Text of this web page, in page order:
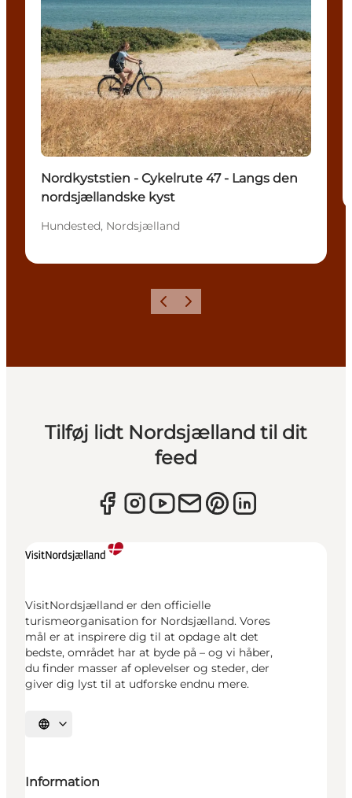
Nordkyststien - Cykelrute 47 - Langs den
nordsjællandske kyst
Hundested, Nordsjælland
ForrigeNæste
Tilføj lidt Nordsjælland til dit
feed
VisitNordsjælland er den officielle
turismeorganisation for Nordsjælland. Vores
mål er at inspirere dig til at opdage alt det
bedste, området har at byde på – og vi håber,
du finder masser af oplevelser og steder, der
giver dig lyst til at udforske endnu mere.
Vælg sprog
Information